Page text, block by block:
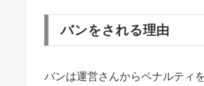
バンをされる理由
バンは運営さんからペナルティ